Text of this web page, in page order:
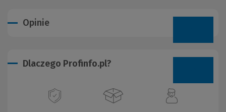
Opinie
Dlaczego Profinfo.pl?